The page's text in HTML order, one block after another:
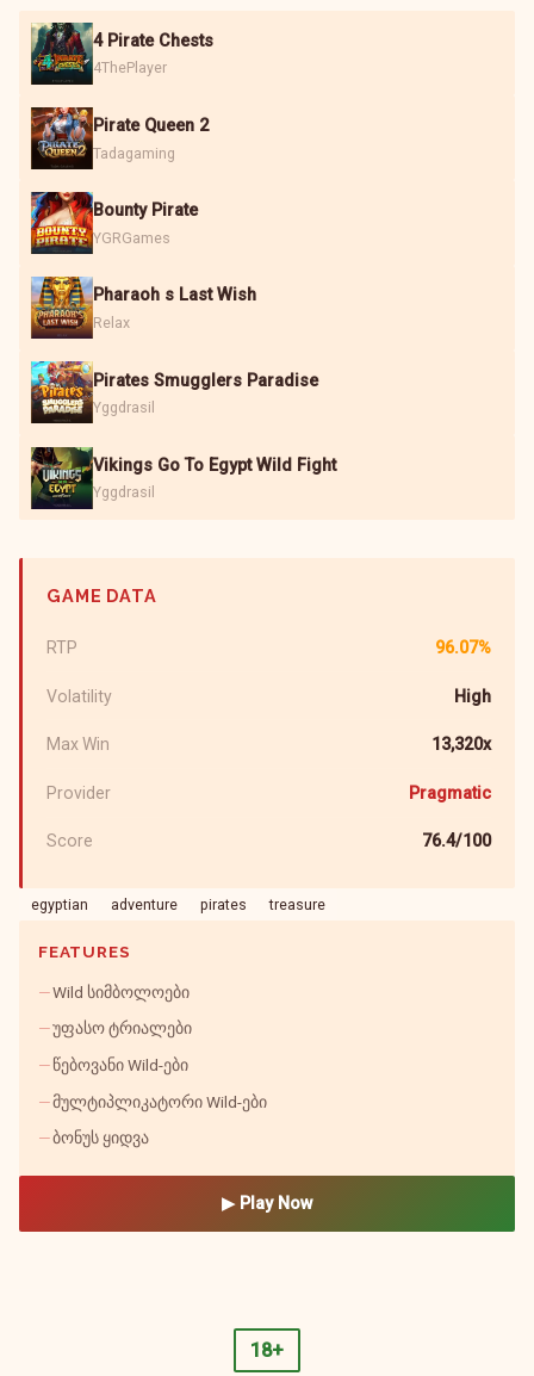
4 Pirate Chests
4ThePlayer
Pirate Queen 2
Tadagaming
Bounty Pirate
YGRGames
Pharaoh s Last Wish
Relax
Pirates Smugglers Paradise
Yggdrasil
Vikings Go To Egypt Wild Fight
Yggdrasil
GAME DATA
RTP 96.07%
Volatility High
Max Win 13,320x
Provider Pragmatic
Score 76.4/100
egyptian adventure pirates treasure
FEATURES
Wild სიმბოლოები
უფასო ტრიალები
წებოვანი Wild-ები
მულტიპლიკატორი Wild-ები
ბონუს ყიდვა
▶ Play Now
18+